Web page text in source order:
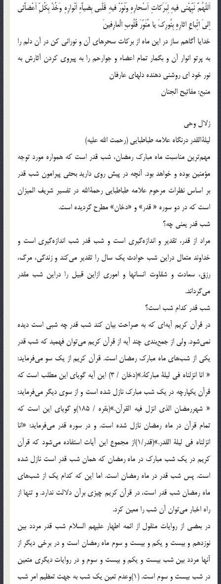
اَللّهُمَّ نَبِّهْنى فيهِ لِبَرَكاتِ اَسْحارِهِ وَنَوِّرْ فيهِ قَلْبى بِضياَّءِ اَنْوارِهِ وَخُذْ بِكُلِّ اَعْضاَّئى
اِلىَ اتِّباعِ اثارِهِ بِنُورِكَ يا مُنَوِّرَ قُلُوبِ الْعارِفينَ
خدايا آگاهم ساز در اين ماه از بركات سحرهاى آن و نورانى كن در آن دلم را
به پرتو انوار آن و بگمار تمام اعضاء و جوارحم را به پيروى كردن آثارش به
نور خود اى روشنى دهنده دلهاى عارفان
منبع: مفاتیح الجنان
زلال وحی
لیلةالقدر درنگاه علامه طباطبایى (رحمت الله علیه)
مهم‌ترین مناسبت ماه مبارك رمضان، شب قدر است كه همواره مورد توجه
مؤمنین بوده و خواهد بود. آنچه در پیش روى دارید بحثى پیرامون شب قدر
بر اساس نظرات مرحوم علامه طباطبایى رحمةالله در تفسیر شریف المیزان
است كه در دو سوره « قدر» و «دخان‌» مطرح گردیده است.
شب قدر یعنى چه؟
مراد از قدر، تقدیر و اندازه‌گیرى است و شب قدر شب اندازه‌گیرى است و
خداوند متعال دراین شب حوادث یك سال را تقدیر مى‌كند و زندگى، مرگ،
رزق، سعادت و شقاوت انسانها و امورى ازاین قبیل را دراین شب مقدر
مى‌گرداند.
شب قدر كدام شب است؟
در قرآن كریم آیه‌اى كه به صراحت ‌بیان كند شب قدر چه شبى است دیده
نمى‌شود. ولى از جمع‌بندى چند آیه از قرآن كریم مى‌توان فهمید كه شب قدر
یكى از شب‌هاى ماه مبارك رمضان است. قرآن كریم از یك سو مى‌فرماید:
« انا انزلناه فى لیلة مباركة‌.»(دخان / 3) این آیه گویاى این مطلب است كه
قرآن یكپارچه در یك شب مبارك نازل شده است و از سوى دیگر مى‌فرماید:
« شهررمضان الذى انزل فیه القرآن‌.»(بقره / 185)و گویاى این است كه
تمام قرآن در ماه رمضان نازل شده است. و در سوره قدر مى‌فرماید: «انا
انزلناه فى لیلة القدر.»(قدر/1)از مجموع این آیات استفاده مى‌شود كه قرآن
كریم در یك شب مبارك در ماه رمضان كه همان شب قدر است نازل شده
است. پس شب قدر در ماه رمضان است. اما این كه كدام یك از شب‌هاى
ماه رمضان شب قدر است، در قرآن كریم چیزى برآن دلالت ندارد. و تنها از
راه اخبار مى‌توان آن شب را معین كرد.
در بعضى از روایات منقول از ائمه اطهار علیهم السلام شب قدر مردد بین
نوزدهم و بیست و یكم و بیست و سوم ماه رمضان است و در برخى دیگر از
آنها مردد بین شب بیست و یكم و بیست و سوم و در روایات دیگرى متعین
در شب بیست و سوم است. (1)وعدم تعین یك شب به جهت تعظیم امر شب